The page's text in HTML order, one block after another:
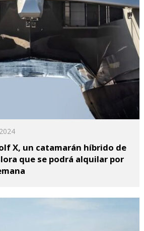
X, un catamarán híbrido de
que se podrá alquilar por